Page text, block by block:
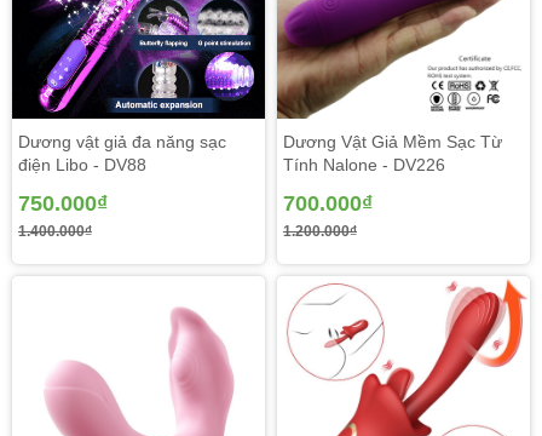
Một dương vật giả có rung
ngoáy đa tính năng mang
đến cho nữ giới các khoái cảm mới lạ và độc đáo
hơn, giúp đàn bà có thể thỏa mãn được nhu cầu tình
dục , thèm muốn trong các khi đơn chiếc buồn chán đem
đến cho phụ nữ kích thích như đang quan hệ tình
Dương vật giả đa năng sạc
điện Libo - DV88
750.000₫
1.400.000₫
Dương Vật Giả Mềm Sạc Từ
Tính Nalone - DV226
700.000₫
1.200.000₫